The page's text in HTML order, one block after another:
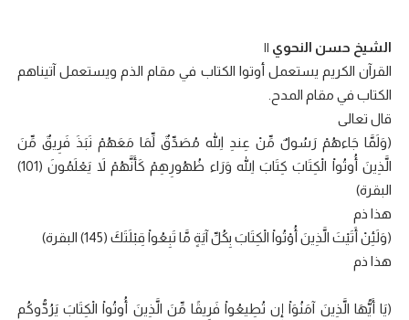
الشيخ حسن النحوي ||
القرآن الكريم يستعمل أوتوا الكتاب في مقام الذم ويستعمل آتيناهم
الكتاب في مقام المدح.
قال تعالى
(وَلَمَّا جَاءهُمْ رَسُولٌ مِّنْ عِندِ اللّهِ مُصَدِّقٌ لِّمَا مَعَهُمْ نَبَذَ فَرِيقٌ مِّنَ
الَّذِينَ أُوتُواْ الْكِتَابَ كِتَابَ اللّهِ وَرَاء ظُهُورِهِمْ كَأَنَّهُمْ لاَ يَعْلَمُونَ (101)
البقرة)
هذا ذم
(وَلَئِنْ أَتَيْتَ الَّذِينَ أُوْتُواْ الْكِتَابَ بِكُلِّ آيَةٍ مَّا تَبِعُواْ قِبْلَتَكَ (145) البقرة)
هذا ذم
(يَا أَيُّهَا الَّذِينَ آمَنُوَاْ إِن تُطِيعُواْ فَرِيقًا مِّنَ الَّذِينَ أُوتُواْ الْكِتَابَ يَرُدُّوكُم